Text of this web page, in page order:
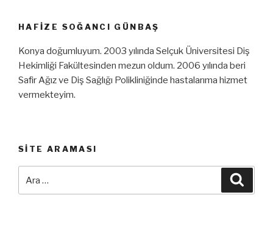
HAFIZE SOĞANCI GÜNBAŞ
Konya doğumluyum. 2003 yılında Selçuk Üniversitesi Diş
Hekimliği Fakültesinden mezun oldum. 2006 yılında beri
Safir Ağız ve Diş Sağlığı Polikliniğinde hastalarıma hizmet
vermekteyim.
SITE ARAMASI